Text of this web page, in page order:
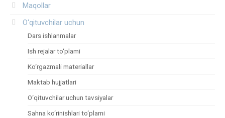
Maqollar
O‘qituvchilar uchun
Dars ishlanmalar
Ish rejalar to‘plami
Ko‘rgazmali materiallar
Maktab hujjatlari
O‘qituvchilar uchun tavsiyalar
Sahna ko‘rinishlari to‘plami